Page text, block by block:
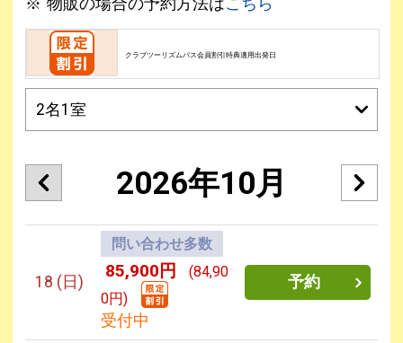
物販の場合の予約方法はこちら
クラブツーリズムパス会員割引特典適用出発日
2026年10月
18 (日)
問い合わせ多数
85,900円
(84,90
0円)
受付中
予約